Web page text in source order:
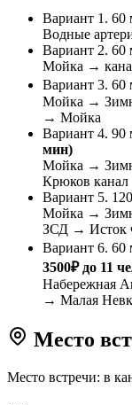
Вариант 1. 60
Водные
Вариант 2. 60
Мойка →
Вариант 3. 60
Мойка →
→ Мойка
Вариант 4. 90
мин)
Мойка →
Крюков
Вариант 5.
Мойка →
ЗСД → Исток
Вариант 6. 60
3500₽ до 11
Набережная
→ Малая
Место
Место встречи: в